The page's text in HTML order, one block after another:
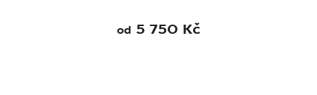
od 5 750 Kč